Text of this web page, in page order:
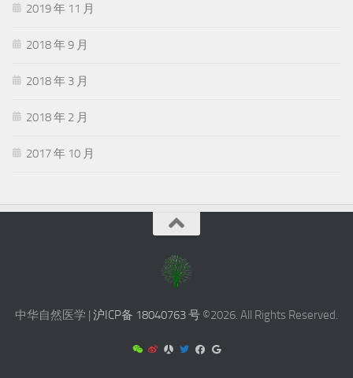
2019 年 11 月
2018 年 9 月
2018 年 3 月
2018 年 2 月
2017 年 10 月
中华自然医学 | 沪ICP备 18040763 号 ©2026. All Rights Reserved.